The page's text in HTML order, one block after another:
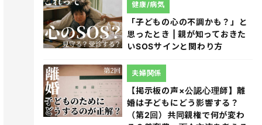
「子どもの心の不調かも？」と
思ったとき | 親が知っておきた
いSOSサインと関わり方
健康/病気
【掲示板の声×公認心理師】離
婚は子どもにどう影響する？
（第2回）共同親権で何が変わ
夫婦関係